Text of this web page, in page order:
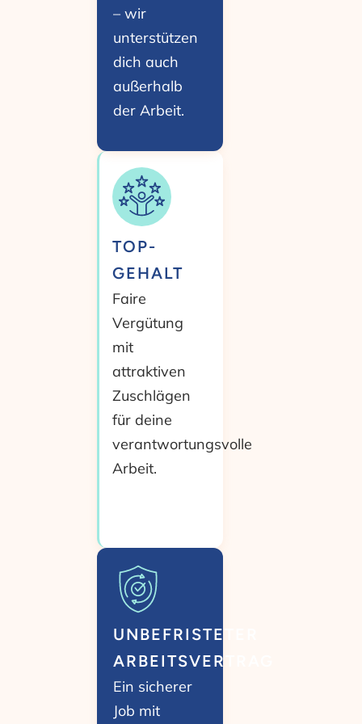
TOP-
GEHALT
Faire
Vergütung
mit
attraktiven
Zuschlägen
für deine
verantwortungsvolle
Arbeit.
UNBEFRISTETER
ARBEITSVERTRAG
Ein sicherer
Job mit
– wir
unterstützen
dich auch
außerhalb
der Arbeit.